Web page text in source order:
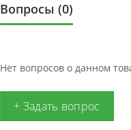
Вопросы (0)
Нет вопросов о данном
+ Задать вопрос